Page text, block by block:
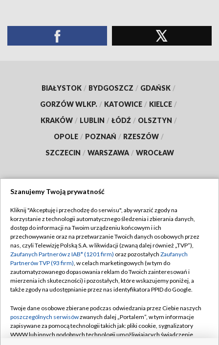
BIAŁYSTOK / BYDGOSZCZ / GDAŃSK /
GORZÓW WLKP. / KATOWICE / KIELCE /
KRAKÓW / LUBLIN / ŁÓDŹ / OLSZTYN /
OPOLE / POZNAŃ / RZESZÓW /
SZCZECIN / WARSZAWA / WROCŁAW
TVP
Abonament TVP
Emisja w TVP
Centrum informacji TVP
Naziemna Telewizja Cyfrowa
Rada Programowa
System NOS
Regulamin TVP
Polityka prywatności
Moje zgody
Pomoc
Kontakt
Szanujemy Twoją prywatność
Kliknij "Akceptuję i przechodzę do serwisu", aby wyrazić zgody na
korzystanie z technologii automatycznego śledzenia i zbierania danych,
dostęp do informacji na Twoim urządzeniu końcowym i ich
przechowywanie oraz na przetwarzanie Twoich danych osobowych przez
nas, czyli Telewizję Polską S.A. w likwidacji (zwaną dalej również „TVP”),
Zaufanych Partnerów z IAB* (1201 firm) oraz pozostałych Zaufanych
Partnerów TVP (93 firm), w celach marketingowych (w tym do
zautomatyzowanego dopasowania reklam do Twoich zainteresowań i
mierzenia ich skuteczności) i pozostałych, które wskazujemy poniżej, a
także zgody na udostępnianie przez nas identyfikatora PPID do Google.
Twoje dane osobowe zbierane podczas odwiedzania przez Ciebie naszych
poszczególnych serwisówzwanych dalej „Portalem”, w tym informacje
zapisywane za pomocą technologii takich jak: pliki cookie, sygnalizatory
WWW lub innych podobnych technologii umożliwiających świadczenie